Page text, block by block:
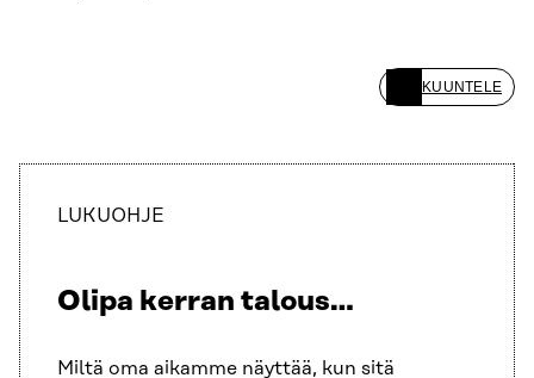
KUUNTELE
LUKUOHJE
Olipa kerran talous…
Miltä oma aikamme näyttää, kun sitä